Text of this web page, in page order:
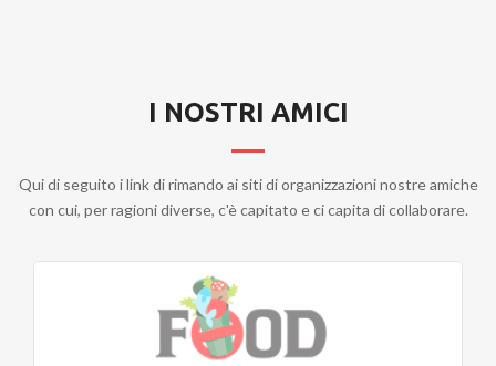
I NOSTRI AMICI
Qui di seguito i link di rimando ai siti di organizzazioni nostre amiche
con cui, per ragioni diverse, c'è capitato e ci capita di collaborare.